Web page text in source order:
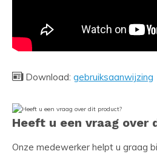
Download: gebruiksaanwijzing
Heeft u een vraag over
Onze medewerker helpt u graag